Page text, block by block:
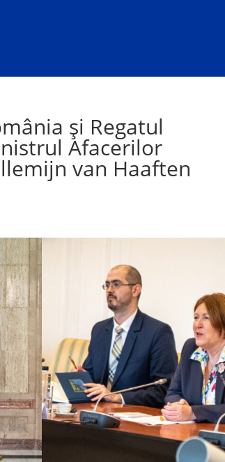
și Regatul
Afacerilor
van Haaften